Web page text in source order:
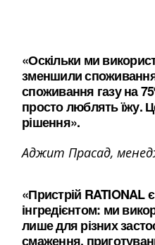
«Оскільки ми
зменшили
споживання газу на
просто люблять їжу.
рішення».
Аджит Прасад,
«Пристрій RATIONAL
інгредієнтом: ми
лише для різних
смаження,